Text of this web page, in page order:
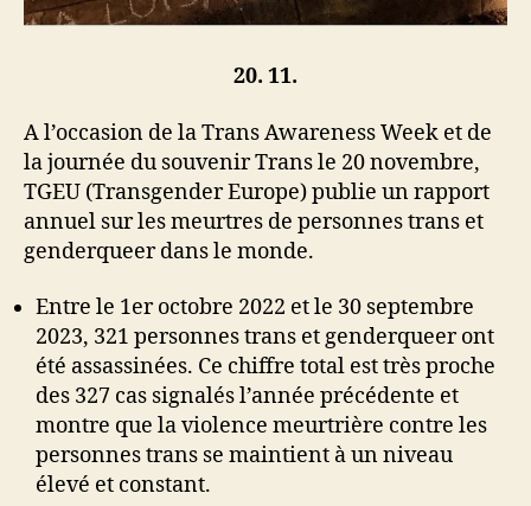
20. 11.
A l’occasion de la Trans Awareness Week et de
la journée du souvenir Trans le 20 novembre,
TGEU (Transgender Europe) publie un rapport
annuel sur les meurtres de personnes trans et
genderqueer dans le monde.
Entre le 1er octobre 2022 et le 30 septembre
2023, 321 personnes trans et genderqueer ont
été assassinées. Ce chiffre total est très proche
des 327 cas signalés l’année précédente et
montre que la violence meurtrière contre les
personnes trans se maintient à un niveau
élevé et constant.